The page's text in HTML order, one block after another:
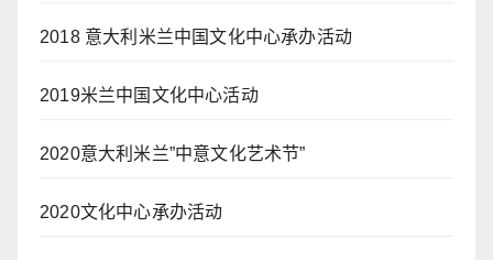
2018 意大利米兰中国文化中心承办活动
2019米兰中国文化中心活动
2020意大利米兰”中意文化艺术节”
2020文化中心承办活动